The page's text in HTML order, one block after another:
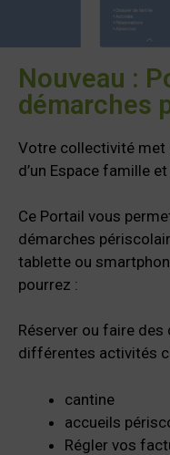
Nouveau :
démarches
Votre collectivité met
d’un Espace famille
Ce Portail vous
démarches
tablette ou
pourrez :
Réserver ou faire des
différentes activités
cantine
accueils
Régler vos